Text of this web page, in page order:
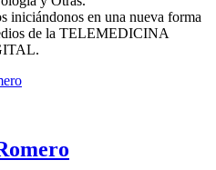
iniciándonos en una nueva forma
de la TELEMEDICINA